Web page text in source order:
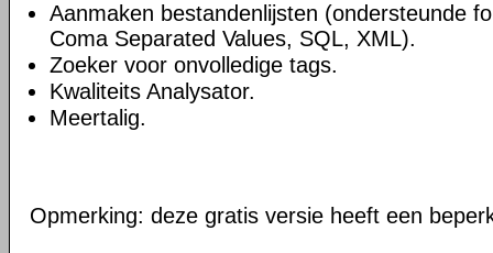
Aanmaken bestandenlijsten (ondersteunde
Coma Separated Values, SQL, XML).
Zoeker voor onvolledige tags.
Kwaliteits Analysator.
Meertalig.
Opmerking: deze gratis versie heeft een